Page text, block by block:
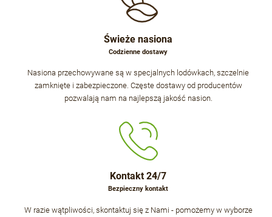
Świeże nasiona
Codzienne dostawy
Nasiona przechowywane są w specjalnych lodówkach, szczelnie
zamknięte i zabezpieczone. Częste dostawy od producentów
pozwalają nam na najlepszą jakość nasion.
Kontakt 24/7
Bezpieczny kontakt
W razie wątpliwości, skontaktuj się z Nami - pomożemy w wyborze